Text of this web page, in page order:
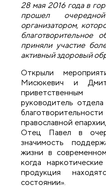
28 мая 2016 года в
прошел
организатором,
благотворительное
приняли участие
активный здоровый
Открыли
Мисюкевич и
руководитель
православной
Отец Павел в
значимость
жизни в
когда
продукция
состоянии».